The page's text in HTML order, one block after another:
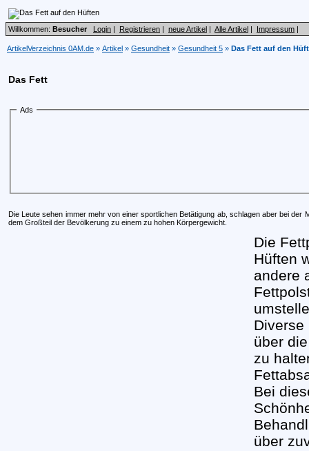
Willkommen: Besucher Login | Registrieren | neue Artikel | Alle Artikel | Impressum |
ArtikelVerzeichnis 0AM.de » Artikel » Gesundheit » Gesundheit 5 » Das Fett auf den
Das Fett
Ads
Die Leute sehen immer mehr von einer sportlichen Betätigung ab, schlagen aber bei
dem Großteil der Bevölkerung zu einem zu hohen Körpergewicht.
Die
Hüften
andere
Diverse
über
zu
Bei
über